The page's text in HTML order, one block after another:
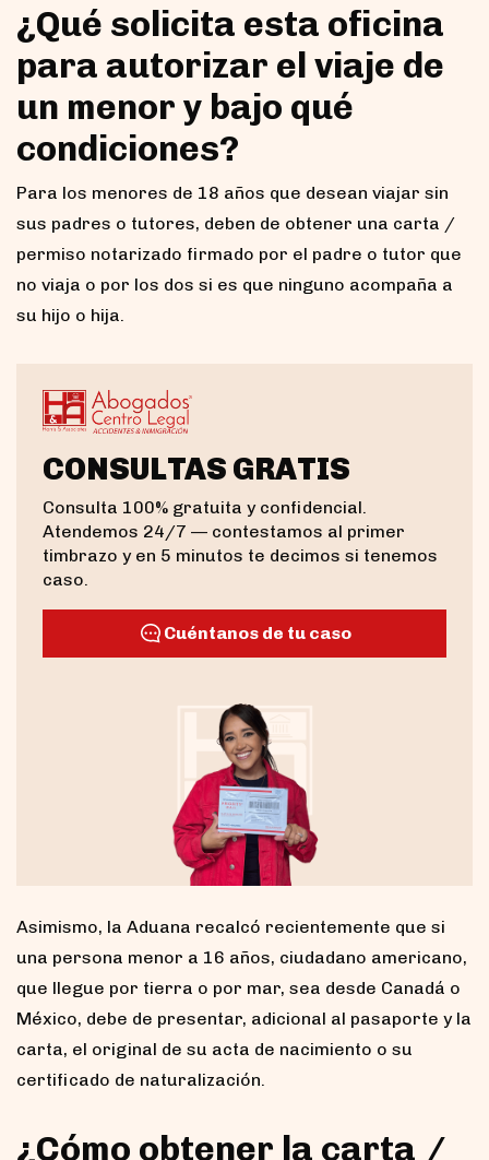
¿Qué solicita esta oficina
para autorizar el viaje de
un menor y bajo qué
condiciones?
Para los menores de 18 años que desean viajar sin
sus padres o tutores, deben de obtener una carta /
permiso notarizado firmado por el padre o tutor que
no viaja o por los dos si es que ninguno acompaña a
su hijo o hija.
CONSULTAS GRATIS
Consulta 100% gratuita y confidencial.
Atendemos 24/7 — contestamos al primer
timbrazo y en 5 minutos te decimos si tenemos
caso.
Cuéntanos de tu caso
Asimismo, la Aduana recalcó recientemente que si
una persona menor a 16 años, ciudadano americano,
que llegue por tierra o por mar, sea desde Canadá o
México, debe de presentar, adicional al pasaporte y la
carta, el original de su acta de nacimiento o su
certificado de naturalización.
¿Cómo obtener la carta /